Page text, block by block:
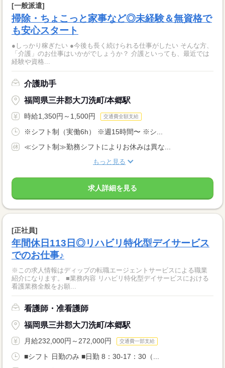
[一般派遣]
掃除・ちょこっと家事など◎未経験＆無資格で
も安心スタート
●しっかり稼ぎたい ●今後も長く続けられる仕事がしたい そんな方、
「介護」のお仕事はいかがでしょうか？ 介護といっても、最近では
経験や資格...
介護助手
福岡県三井郡大刀洗町/本郷駅
時給1,350円～1,500円 交通費全額支給
※シフト制（実働6h） ※週15時間〜 ※シ...
≪シフト制≫勤務シフトによりお休みは異な...
もっと見る
求人詳細を見る
[正社員]
年間休日113日◎リハビリ特化型デイサービス
でのお仕事♪
※この求人情報はディップの転職エージェントサービスによる職業
紹介になります。 ■業務内容 リハビリ特化型デイサービスにおける
看護業務全般をお願...
看護師・准看護師
福岡県三井郡大刀洗町/本郷駅
月給232,000円～272,000円 交通費一部支給
■シフト 日勤のみ ■日勤 8：30-17：30（...